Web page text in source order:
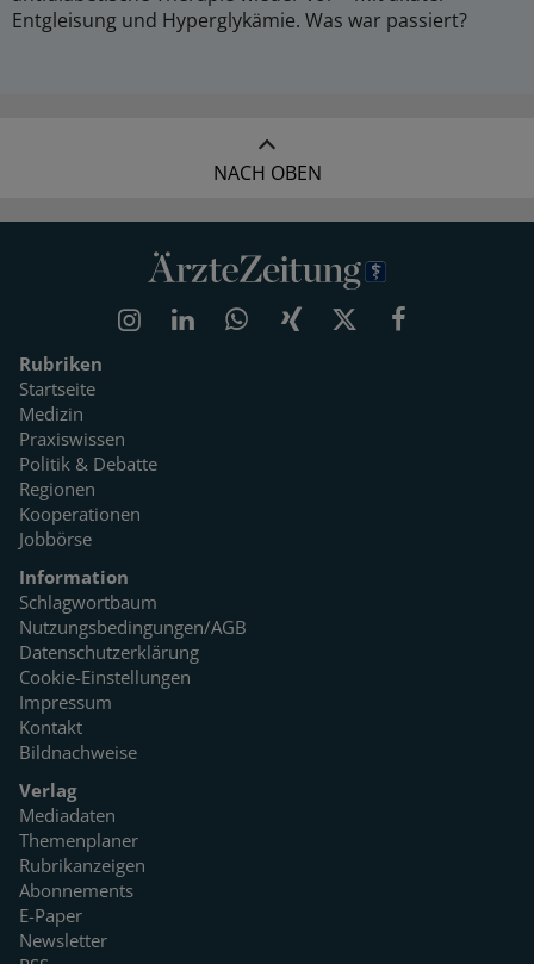
Entgleisung und Hyperglykämie. Was war passiert?
NACH OBEN
Rubriken
Startseite
Medizin
Praxiswissen
Politik & Debatte
Regionen
Kooperationen
Jobbörse
Information
Schlagwortbaum
Nutzungsbedingungen/AGB
Datenschutzerklärung
Cookie-Einstellungen
Impressum
Kontakt
Bildnachweise
Verlag
Mediadaten
Themenplaner
Rubrikanzeigen
Abonnements
E-Paper
Newsletter